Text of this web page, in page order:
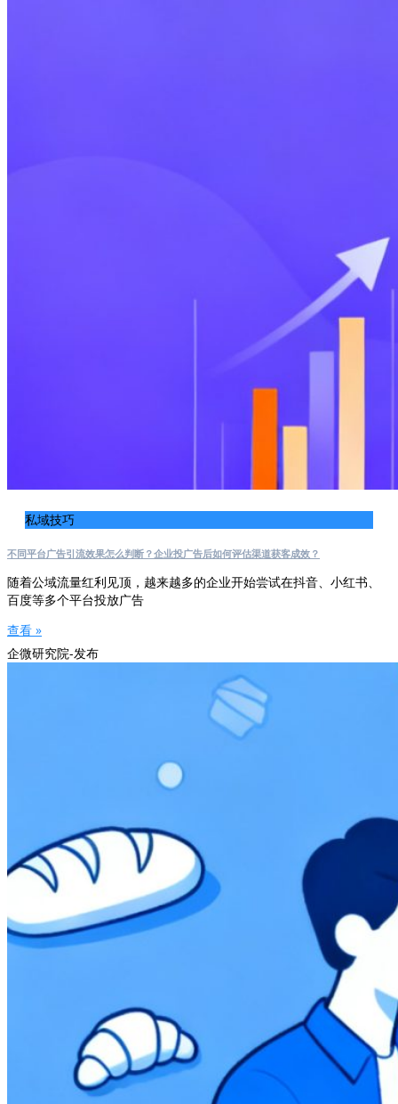
私域技巧
不同平台广告引流效果怎么判断？企业投广告后如何评估渠道获客成效？
随着公域流量红利见顶，越来越多的企业开始尝试在抖音、小红书、
百度等多个平台投放广告
查看 »
企微研究院-发布